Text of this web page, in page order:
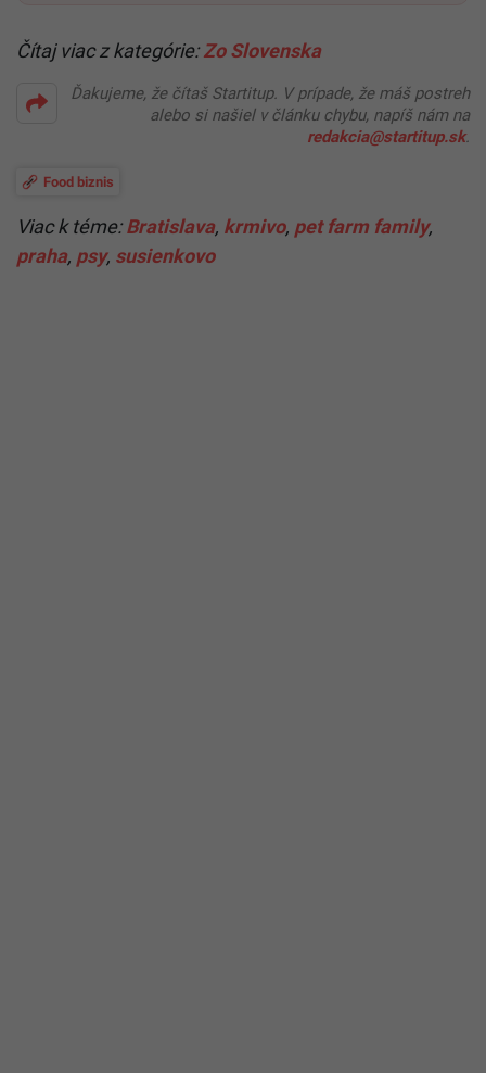
Čítaj viac z kategórie:Zo Slovenska
Ďakujeme, že čítaš Startitup. V prípade, že máš postreh
alebo si našiel v článku chybu, napíš nám na
redakcia@startitup.sk.
Food biznis
Viac k téme:Bratislava, krmivo, pet farm family,
praha, psy, susienkovo